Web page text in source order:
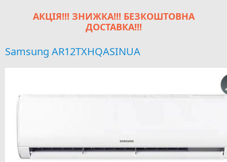
АКЦІЯ!!! ЗНИЖКА!!! БЕЗКОШТОВНА
ДОСТАВКА!!!
Samsung AR12TXHQASINUA